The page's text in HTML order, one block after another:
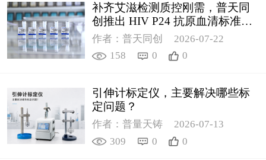
补齐艾滋检测质控刚需，普天同
创推出 HIV P24 抗原血清标准物
质
作者：普天同创
2026-07-22
158
0 0
引伸计标定仪，主要解决哪些标
定问题？
作者：普量天铸
2026-07-13
309
0 0